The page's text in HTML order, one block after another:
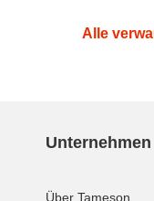
Alle
Unternehmen
Über Tameson